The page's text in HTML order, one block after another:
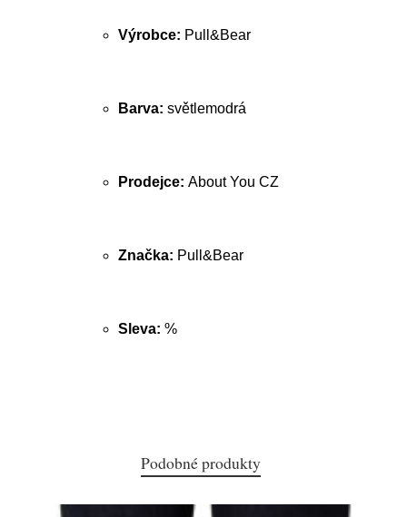
Výrobce: Pull&Bear
Barva: světlemodrá
Prodejce: About You CZ
Značka: Pull&Bear
Sleva: %
Podobné produkty